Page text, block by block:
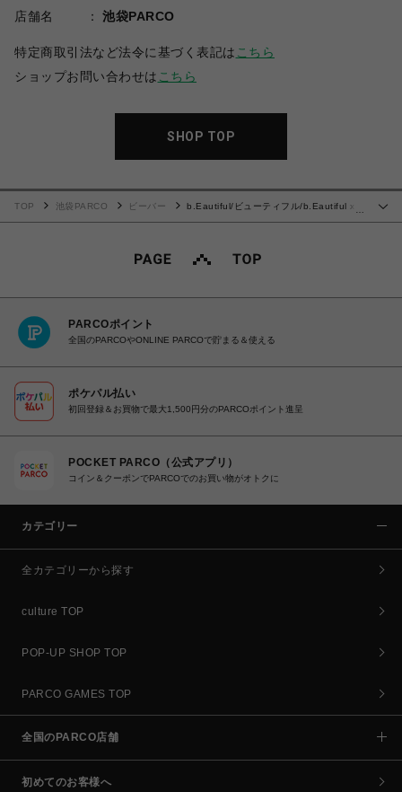
店舗名
池袋PARCO
特定商取引法など法令に基づく表記は こちら
ショップお問い合わせは こちら
SHOP TOP
TOP 池袋PARCO ビーバー
b.Eautiful/ビューティフル/b.Eautiful x
PARCOポイント
全国のPARCOやONLINE PARCOで貯まる＆使える
ポケパル払い
初回登録＆お買物で最大1,500円分のPARCOポイント進呈
POCKET PARCO（公式アプリ）
コイン＆クーポンでPARCOでのお買い物がオトクに
カテゴリー
全カテゴリーから探す
culture TOP
POP-UP SHOP TOP
PARCO GAMES TOP
全国のPARCO店舗
初めてのお客様へ